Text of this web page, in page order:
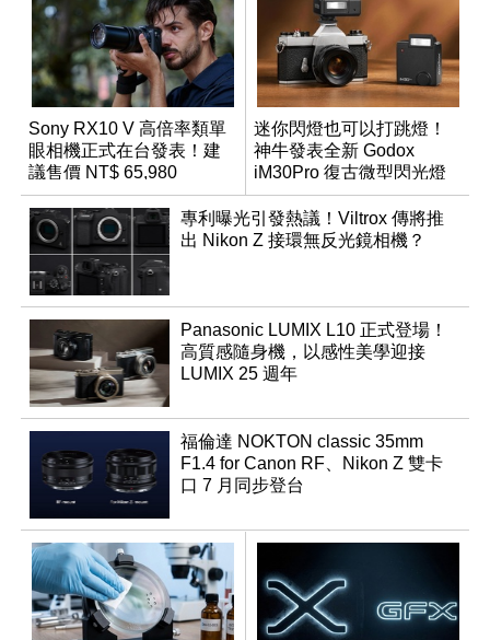
Sony RX10 V 高倍率類單
眼相機正式在台發表！建
議售價 NT$ 65,980
迷你閃燈也可以打跳燈！
神牛發表全新 Godox
iM30Pro 復古微型閃光燈
專利曝光引發熱議！Viltrox 傳將推
出 Nikon Z 接環無反光鏡相機？
Panasonic LUMIX L10 正式登場！
高質感隨身機，以感性美學迎接
LUMIX 25 週年
福倫達 NOKTON classic 35mm
F1.4 for Canon RF、Nikon Z 雙卡
口 7 月同步登台